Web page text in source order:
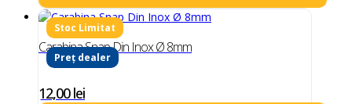
Preț dealer
Carabina Snap Din Inox Ø 8mm
12,00lei